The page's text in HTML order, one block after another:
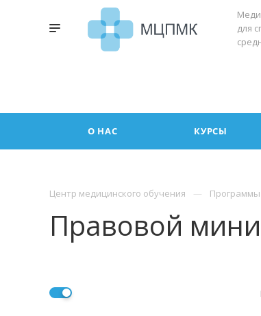
для
О НАС КУРСЫ
Центр медицинского обучения Программы
Правовой